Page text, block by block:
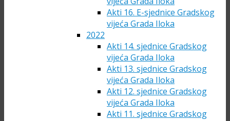
Akti 16. E-sjednice Gradskog
vijeća Grada Iloka
2022
Akti 14. sjednice Gradskog
vijeća Grada Iloka
Akti 13. sjednice Gradskog
vijeća Grada Iloka
Akti 12. sjednice Gradskog
vijeća Grada Iloka
Akti 11. sjednice Gradskog